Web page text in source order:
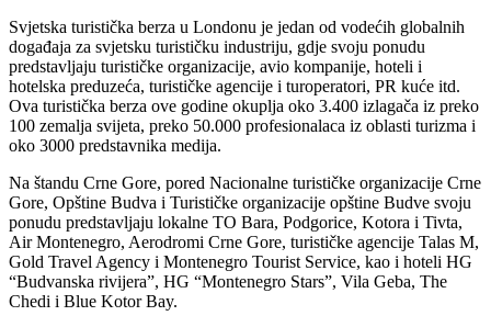
Svjetska turistička berza u Londonu je jedan od vodećih globalnih
događaja za svjetsku turističku industriju, gdje svoju ponudu
predstavljaju turističke organizacije, avio kompanije, hoteli i
hotelska preduzeća, turističke agencije i turoperatori, PR kuće itd.
Ova turistička berza ove godine okuplja oko 3.400 izlagača iz preko
100 zemalja svijeta, preko 50.000 profesionalaca iz oblasti turizma i
oko 3000 predstavnika medija.
Na štandu Crne Gore, pored Nacionalne turističke organizacije Crne
Gore, Opštine Budva i Turističke organizacije opštine Budve svoju
ponudu predstavljaju lokalne TO Bara, Podgorice, Kotora i Tivta,
Air Montenegro, Aerodromi Crne Gore, turističke agencije Talas M,
Gold Travel Agency i Montenegro Tourist Service, kao i hoteli HG
“Budvanska rivijera”, HG “Montenegro Stars”, Vila Geba, The
Chedi i Blue Kotor Bay.